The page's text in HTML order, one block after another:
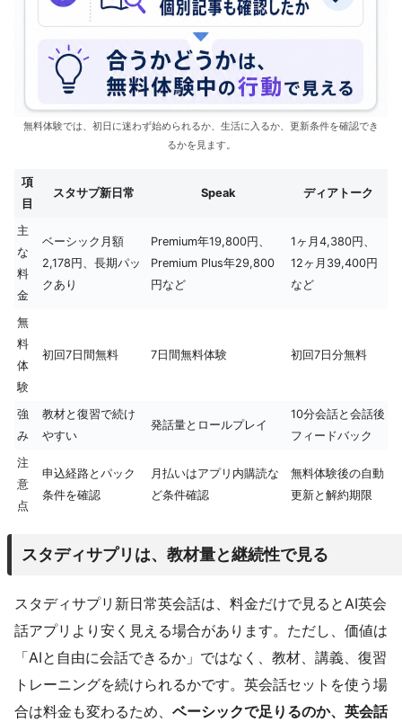
無料体験では、初日に迷わず始められるか、生活に入るか、更新条件を確認でき
るかを見ます。
項
目
スタサプ新日常 Speak ディアトーク
主
な
料
金
ベーシック月額
2,178円、長期パッ
クあり
Premium年19,800円、
Premium Plus年29,800
円など
1ヶ月4,380円、
12ヶ月39,400円
など
無
料
体
験
初回7日間無料 7日間無料体験 初回7日分無料
強
み
教材と復習で続け
やすい
発話量とロールプレイ
10分会話と会話後
フィードバック
注
意
点
申込経路とパック
条件を確認
月払いはアプリ内購読な
ど条件確認
無料体験後の自動
更新と解約期限
スタディサプリは、教材量と継続性で見る
スタディサプリ新日常英会話は、料金だけで見るとAI英会
話アプリより安く見える場合があります。ただし、価値は
「AIと自由に会話できるか」ではなく、教材、講義、復習
トレーニングを続けられるかです。英会話セットを使う場
合は料金も変わるため、 ベーシックで足りるのか、英会話